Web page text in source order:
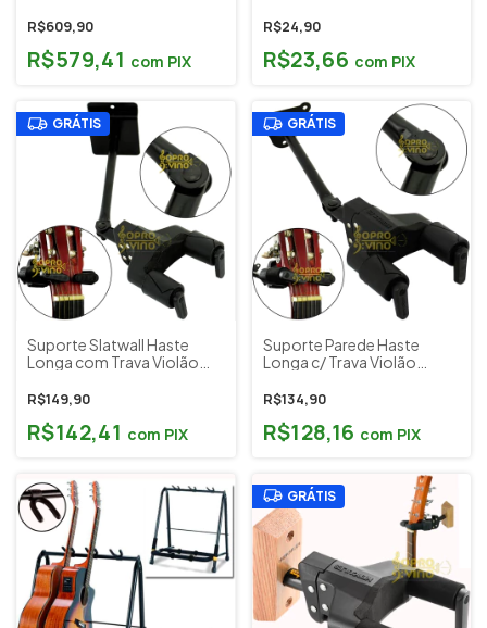
15983
R$609,90
R$579,41 com PIX
R$24,90
R$23,66 com PIX
GRÁTIS
Suporte Slatwall Haste
Longa com Trava Violão
GSP40SB Plus Cod. 2476
R$149,90
R$142,41 com PIX
GRÁTIS
Suporte Parede Haste
Longa c/ Trava Violão
GSP40WB Plus Cod. 2477
R$134,90
R$128,16 com PIX
GRÁTIS